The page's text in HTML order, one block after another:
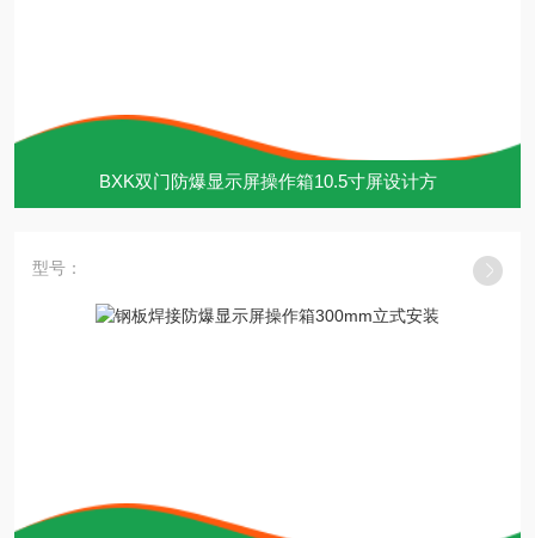
BXK双门防爆显示屏操作箱10.5寸屏设计方
型号：